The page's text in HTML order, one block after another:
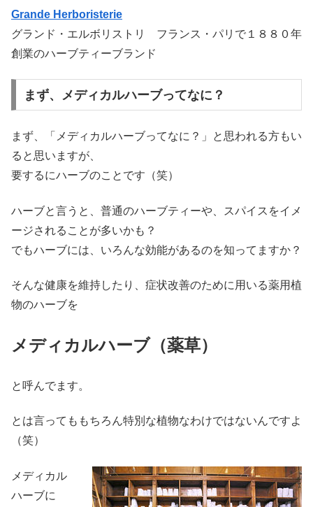
Grande Herboristerie
グランド・エルボリストリ フランス・パリで１８８０年
創業のハーブティーブランド
まず、メディカルハーブってなに？
まず、「メディカルハーブってなに？」と思われる方もい
ると思いますが、
要するにハーブのことです（笑）
ハーブと言うと、普通のハーブティーや、スパイスをイメ
ージされることが多いかも？
でもハーブには、いろんな効能があるのを知ってますか？
そんな健康を維持したり、症状改善のために用いる薬用植
物のハーブを
メディカルハーブ（薬草）
と呼んでます。
とは言ってももちろん特別な植物なわけではないんですよ
（笑）
メディカル
ハーブに